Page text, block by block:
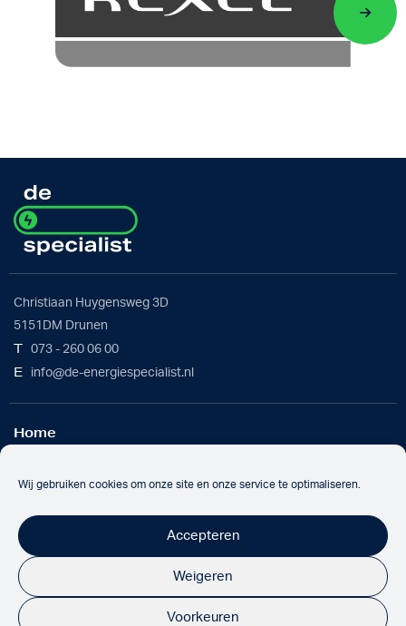
Wij gebruiken cookies om onze site en onze service te optimaliseren.
Accepteren
Weigeren
Voorkeuren
Christiaan Huygensweg 3D
5151DM Drunen
T 073 - 260 06 00
E info@de-energiespecialist.nl
Home
Batterijoplossing
Nieuws
Werken bij
Contact